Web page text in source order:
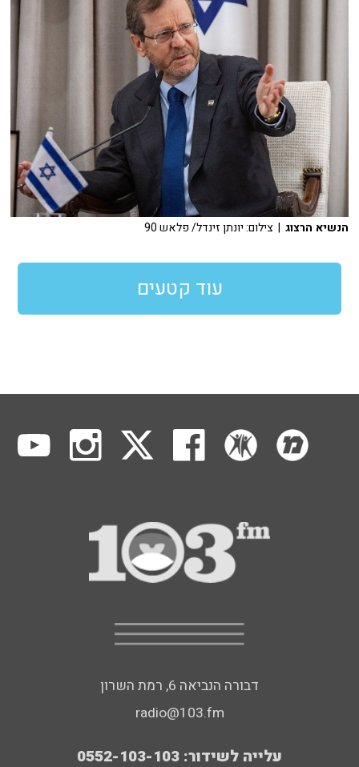
הנשיא הרצוג | צילום: יונתן זינדל/ פלאש 90
עוד קטעים
דבורה הנביאה 6, רמת השרון
radio@103.fm
עלייה לשידור: 0552-103-103